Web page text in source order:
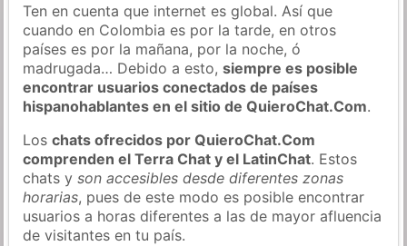
Ten en cuenta que internet es global. Así que
cuando en Colombia es por la tarde, en otros
países es por la mañana, por la noche, ó
madrugada… Debido a esto,siempre es posible
encontrar usuarios conectados de países
hispanohablantes en el sitio de QuieroChat.Com.
Loschats ofrecidos por QuieroChat.Com
comprenden el Terra Chat y el LatinChat. Estos
chats yson accesibles desde diferentes zonas
horarias, pues de este modo es posible encontrar
usuarios a horas diferentes a las de mayor afluencia
de visitantes en tu país.